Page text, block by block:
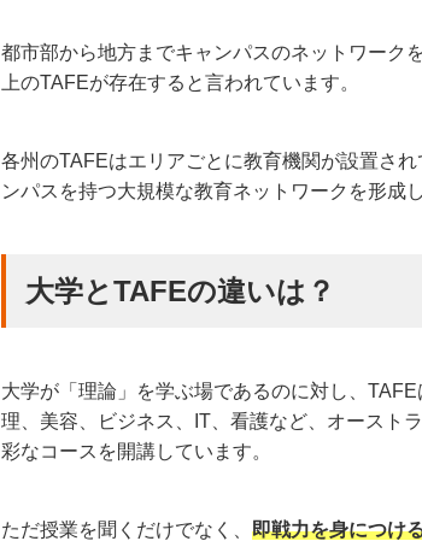
都市部から地方までキャンパスのネットワーク
上のTAFEが存在すると言われています。
各州のTAFEはエリアごとに教育機関が設置さ
ンパスを持つ大規模な教育ネットワークを形成
大学とTAFEの違いは？
大学が「理論」を学ぶ場であるのに対し、
理、美容、ビジネス、IT、看護など、オースト
彩なコースを開講しています。
ただ授業を聞くだけでなく、 即戦力を身につけ